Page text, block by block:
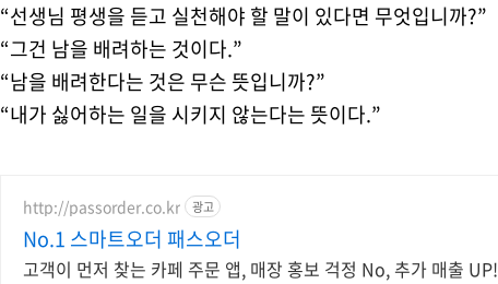
“선생님 평생을 듣고 실천해야 할 말이 있다면 무엇입니까?”
“그건 남을 배려하는 것이다.”
“남을 배려한다는 것은 무슨 뜻입니까?”
“내가 싫어하는 일을 시키지 않는다는 뜻이다.”
http://passorder.co.kr 광고
No.1 스마트오더 패스오더
고객이 먼저 찾는 카페 주문 앱, 매장 홍보 걱정 No, 추가 매출 UP!